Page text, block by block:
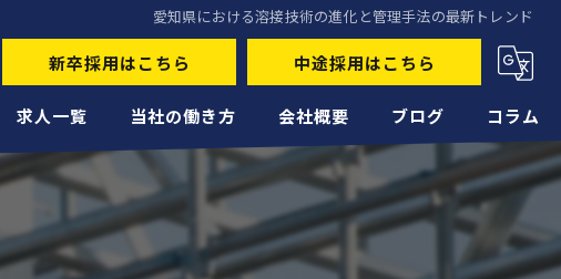
愛知県における溶接技術の進化と管理手法の最新トレンド
新卒採用はこちら 中途採用はこちら
求人一覧 当社の働き方
未経験
経験者
会社概要 ブログ コラム